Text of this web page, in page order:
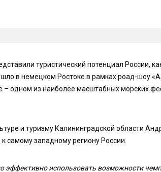
туристический потенциал России,
в немецком Ростоке в рамках роад-шоу
– одном из наиболее масштабных морских
и туризму Калининградской области
самому западному региону России.
использовать возможности